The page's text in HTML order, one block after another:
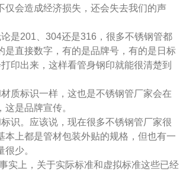
仅会造成经济损失，还会失去我们的声
是201、304还是316，很多不锈钢管都
是直接数字，有的是品牌号，有的是日标
印出来，这样看管身钢印就能很清楚到
质标识一样，这也是不锈钢管厂家会在
是品牌宣传。
识。应该说，现在很多不锈钢管厂家很
本上都是管材包装外贴的规格，但也有一
少。
实上，关于实际标准和虚拟标准这些已经